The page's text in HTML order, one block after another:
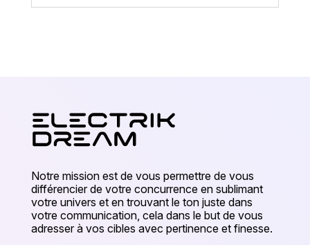
Notre mission est de vous permettre de vous
différencier de votre concurrence en sublimant
votre univers et en trouvant le ton juste dans
votre communication, cela dans le but de vous
adresser à vos cibles avec pertinence et finesse.